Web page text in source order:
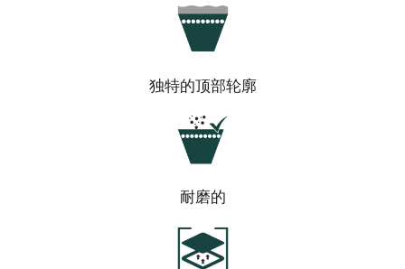
独特的顶部轮廓
耐磨的